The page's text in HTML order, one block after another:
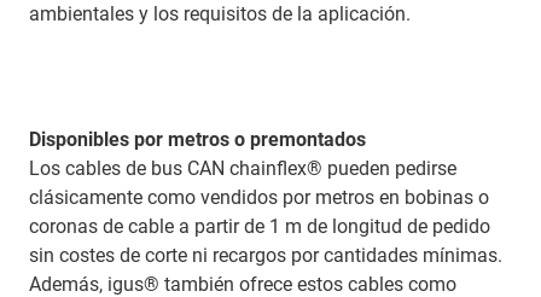
ambientales y los requisitos de la aplicación.
Disponibles por metros o premontados
Los cables de bus CAN chainflex® pueden pedirse
clásicamente como vendidos por metros en bobinas o
coronas de cable a partir de 1 m de longitud de pedido
sin costes de corte ni recargos por cantidades mínimas.
Además, igus® también ofrece estos cables como